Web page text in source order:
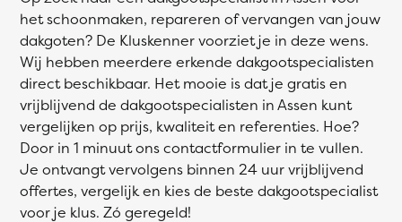
het schoonmaken, repareren of vervangen van jouw
dakgoten? De Kluskenner voorziet je in deze wens.
Wij hebben meerdere erkende dakgootspecialisten
direct beschikbaar. Het mooie is dat je gratis en
vrijblijvend de dakgootspecialisten in Assen kunt
vergelijken op prijs, kwaliteit en referenties. Hoe?
Door in 1 minuut ons contactformulier in te vullen.
Je ontvangt vervolgens binnen 24 uur vrijblijvend
offertes, vergelijk en kies de beste dakgootspecialist
voor je klus. Zó geregeld!